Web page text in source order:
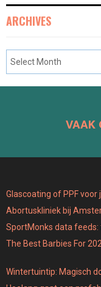
ARCHIVES
VAAK
Glascoating of PPF
Abortuskliniek bij
SportMonks data
The Best Barbies For
Wintertuintip: Magisch